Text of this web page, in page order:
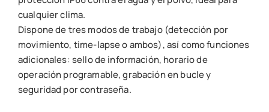
cualquier clima.
Dispone de tres modos de trabajo (detección por
movimiento, time-lapse o ambos), así como funciones
adicionales: sello de información, horario de
operación programable, grabación en bucle y
seguridad por contraseña.